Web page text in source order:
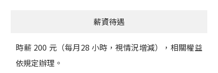
薪資待遇
時薪 200 元（每月28 小時，視情況增減），相關權益
依規定辦理。